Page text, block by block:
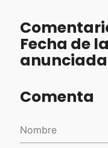
Fecha de
anunciada
Comenta